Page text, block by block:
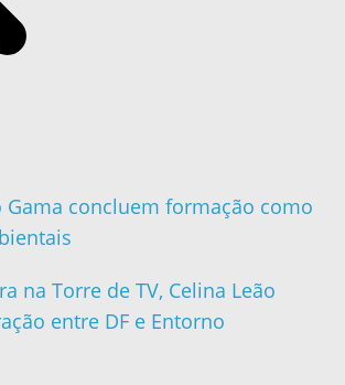
Gama concluem formação como
na Torre de TV, Celina Leão
entre DF e Entorno